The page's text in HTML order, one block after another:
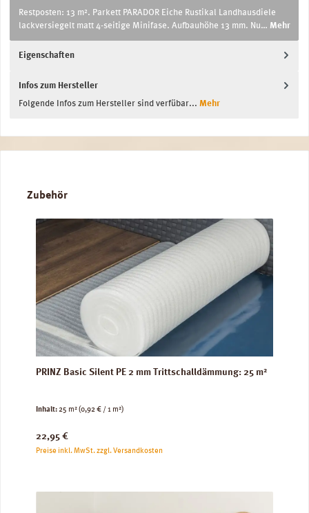
Restposten: 13 m². Parkett PARADOR Eiche Rustikal Landhausdiele
lackversiegelt matt 4-seitige Minifase. Aufbauhöhe 13 mm. Nu… Mehr
Eigenschaften
Infos zum Hersteller
Folgende Infos zum Hersteller sind verfübar... Mehr
Produktgalerie überspringen
Zubehör
PRINZ Basic Silent PE 2 mm Trittschalldämmung: 25 m²
Inhalt:25 m²(0,92 € / 1 m²)
Regulärer Preis:
22,95 €
Preise inkl. MwSt. zzgl. Versandkosten